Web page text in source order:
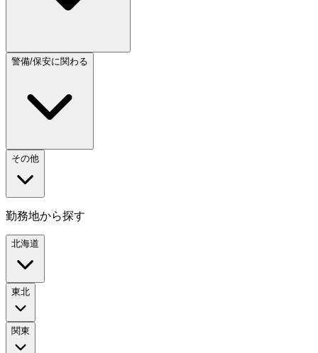
警備/保安に関わる
その他
勤務地から探す
北海道
東北
関東